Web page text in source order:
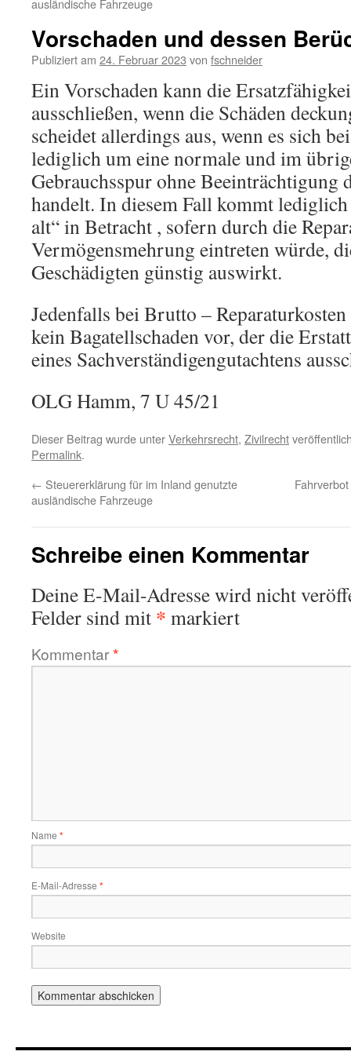
ausländische Fahrzeuge
Vorschaden und dessen
Publiziert am 24. Februar 2023 von fschneider
Ein Vorschaden kann die
ausschließen, wenn die Schäden
scheidet allerdings aus, wenn es sich
lediglich um eine normale und im
Gebrauchsspur ohne Beeinträchtigung
handelt. In diesem Fall kommt
alt“ in Betracht , sofern durch die
Vermögensmehrung eintreten würde,
Geschädigten günstig auswirkt.
Jedenfalls bei Brutto –
kein Bagatellschaden vor, der die
eines Sachverständigengutachtens
OLG Hamm, 7 U 45/21
Dieser Beitrag wurde unterVerkehrsrecht, Zivilrecht
Permalink.
← Steuererklärung für im Inland genutzte
ausländische Fahrzeuge
Schreibe einen Kommentar
Deine E-Mail-Adresse wird nicht
Felder sind mit * markiert
Kommentar*
Name *
E-Mail-Adresse *
Website